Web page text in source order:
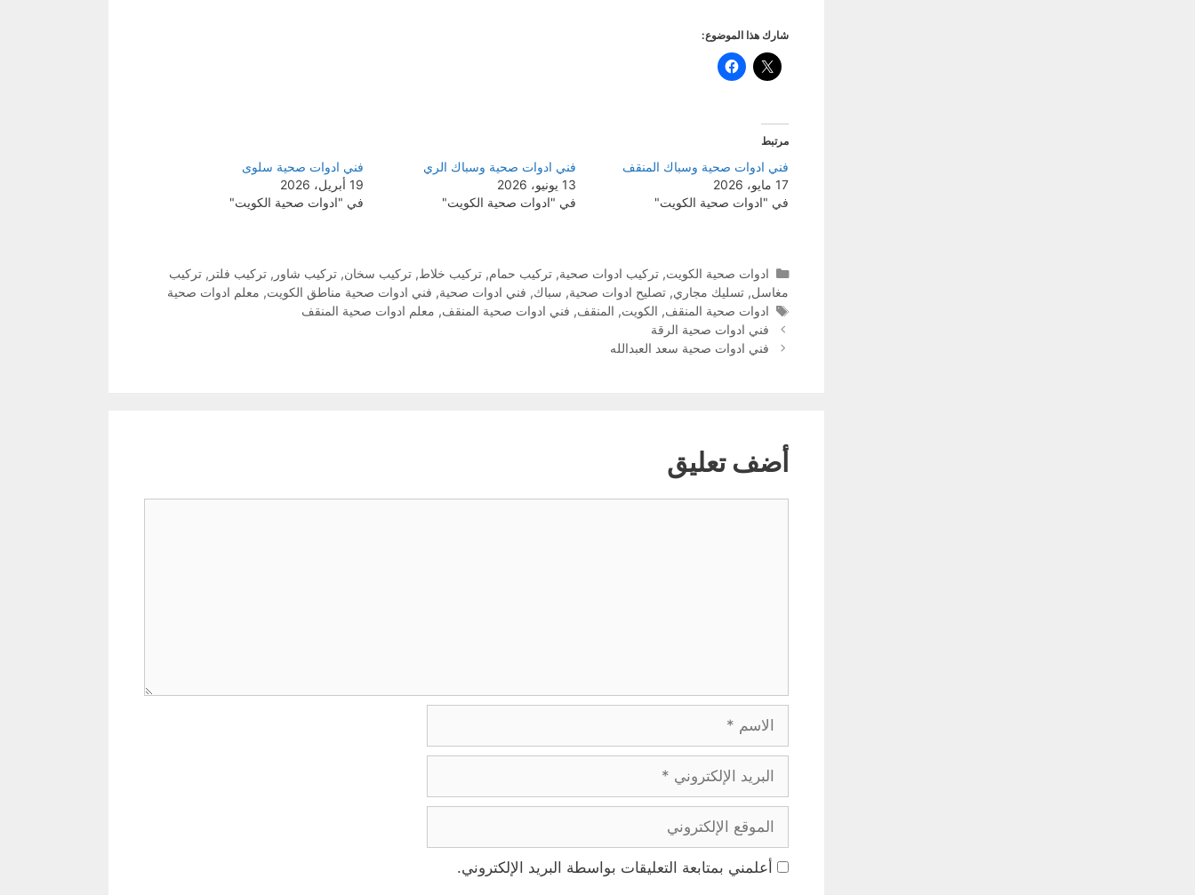
شارك هذا الموضوع:
مرتبط
فني ادوات صحية وسباك المنقف
17 مايو، 2026
في "ادوات صحية الكويت"
فني ادوات صحية وسباك الري
13 يونيو، 2026
في "ادوات صحية الكويت"
فني ادوات صحية سلوى
19 أبريل، 2026
في "ادوات صحية الكويت"
التصنيفات
ادوات صحية الكويت, تركيب ادوات صحية, تركيب حمام, تركيب خلاط, تركيب سخان, تركيب شاور , تركيب فلتر , تركيب
مغاسل, تسليك مجاري, تصليح ادوات صحية, سباك, فني ادوات صحية, فني ادوات صحية مناطق الكويت, معلم ادوات صحية
الوسوم
ادوات صحية المنقف, الكويت, المنقف, فني ادوات صحية المنقف, معلم ادوات صحية المنقف
فني ادوات صحية الرقة
فني ادوات صحية سعد العبدالله
أضف تعليق
الاسم
البريد
الإلكتروني
الموقع
الإلكتروني
أعلمني بمتابعة التعليقات بواسطة البريد الإلكتروني.